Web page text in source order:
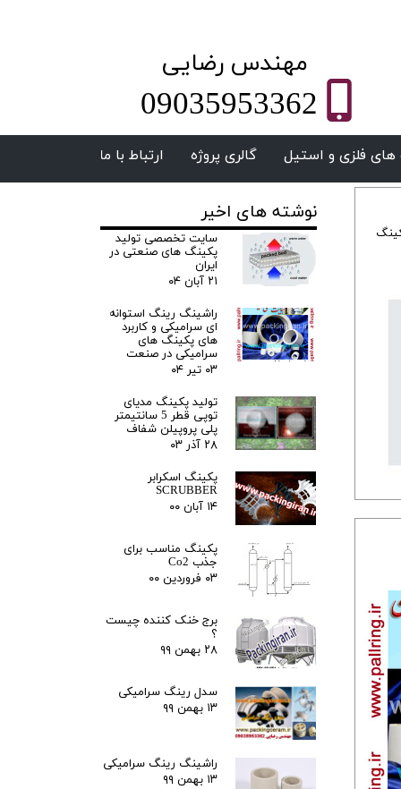
​مهندس رضایی
09035953362
فلزی و استیل گالری پروژه ارتباط با ما
نوشته های اخیر
سایت تخصصی تولید
پکینگ های صنعتی در
ایران
۲۱ آبان ۰۴
راشینگ رینگ استوانه
ای سرامیکی و کاربرد
های پکینگ های
سرامیکی در صنعت
۰۳ تیر ۰۴
تولید پکینگ مدیای
توپی قطر 5 سانتیمتر
پلی پروپیلن شفاف
۲۸ آذر ۰۳
پکینگ اسکرابر
SCRUBBER
۱۴ آبان ۰۰
پکینگ مناسب برای
جذب Co2
۰۳ فروردین ۰۰
برج خنک کننده چیست
؟
۲۸ بهمن ۹۹
سدل رینگ سرامیکی
۱۳ بهمن ۹۹
راشینگ رینگ سرامیکی
۱۳ بهمن ۹۹